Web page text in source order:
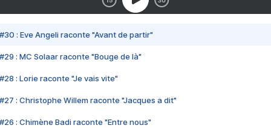
#30 : Eve Angeli raconte "Avant de partir"
#29 : MC Solaar raconte "Bouge de là"
#28 : Lorie raconte "Je vais vite"
#27 : Christophe Willem raconte "Jacques a dit"
#26 : Chimène Badi raconte "Entre nous"